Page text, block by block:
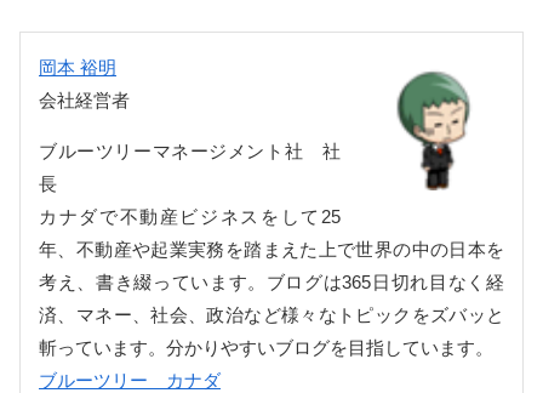
岡本 裕明
会社経営者
ブルーツリーマネージメント社 社
長
カナダで不動産ビジネスをして25
年、不動産や起業実務を踏まえた上で世界の中の日本を
考え、書き綴っています。ブログは365日切れ目なく経
済、マネー、社会、政治など様々なトピックをズバッと
斬っています。分かりやすいブログを目指しています。
ブルーツリー カナダ